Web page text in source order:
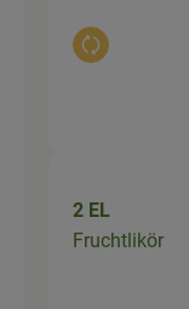
Auswahl
2 EL
Fruchtlikör